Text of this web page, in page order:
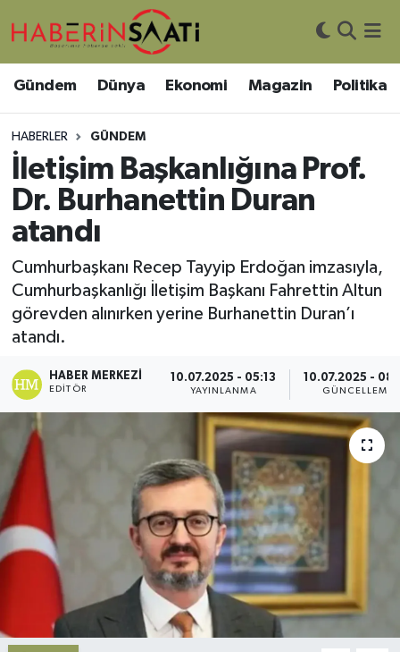
Gündem Dünya Ekonomi Magazin Politika
HABERLER GÜNDEM
İletişim Başkanlığına Prof.
Dr. Burhanettin Duran
atandı
Cumhurbaşkanı Recep Tayyip Erdoğan imzasıyla,
Cumhurbaşkanlığı İletişim Başkanı Fahrettin Altun
görevden alınırken yerine Burhanettin Duran’ı
atandı.
HABER MERKEZI
EDITÖR
10.07.2025 - 05:13
YAYINLANMA
10.07.2025 -
GÜNCELLEME
Asayiş
Bilim ve Teknoloji
Çevre
DIŞ HABER
Eğitim
Ekonomi
Genel
Haberde İnsan
Kültür-Sanat
Magazin
Podcast
Nöbetçi Eczaneler
Hava Durumu
Trafik Durumu
Süper Lig Puan Durumu ve Fikstür
Son Dakika Haberleri
Haber Arşivi